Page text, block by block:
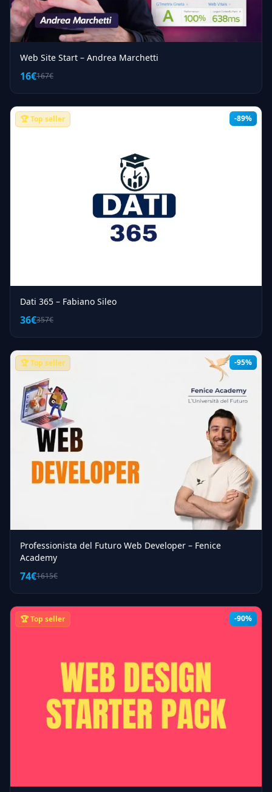
Web Site Start – Andrea Marchetti
16€167€
-89%
🏆 Top seller
Dati 365 – Fabiano Sileo
36€357€
-95%
🏆 Top seller
Professionista del Futuro Web Developer – Fenice
Academy
74€1615€
-90%
🏆 Top seller